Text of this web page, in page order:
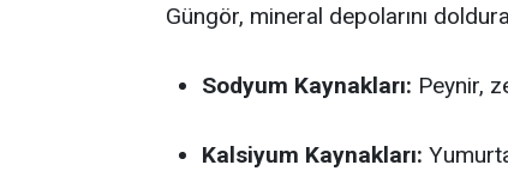
Güngör, mineral depolarını
Sodyum Kaynakları: Peynir,
Kalsiyum Kaynakları: